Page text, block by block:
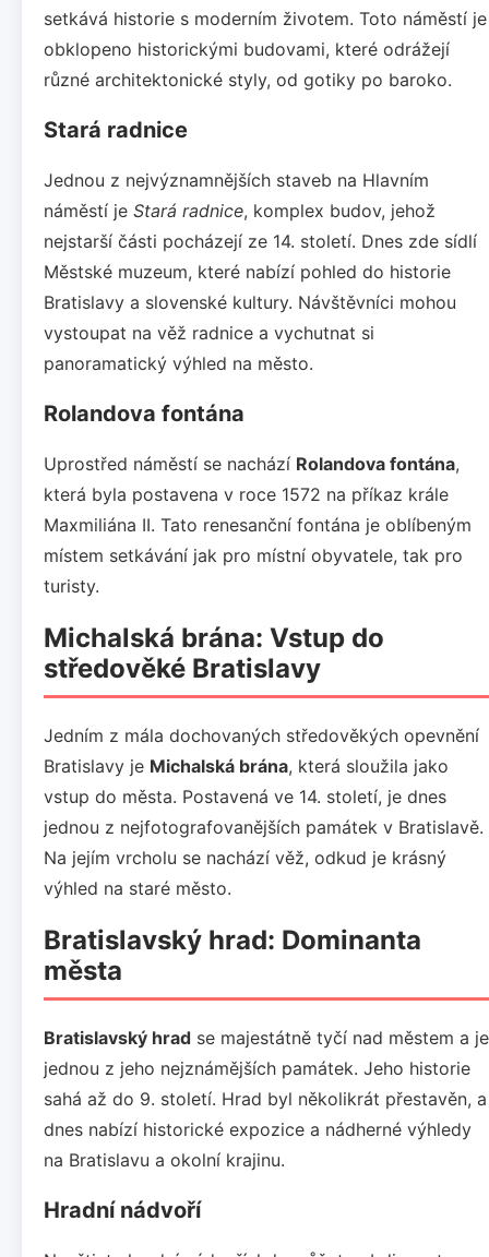
setkává historie s moderním životem. Toto náměstí je
obklopeno historickými budovami, které odrážejí
různé architektonické styly, od gotiky po baroko.
Stará radnice
Jednou z nejvýznamnějších staveb na Hlavním
náměstí je Stará radnice, komplex budov, jehož
nejstarší části pocházejí ze 14. století. Dnes zde sídlí
Městské muzeum, které nabízí pohled do historie
Bratislavy a slovenské kultury. Návštěvníci mohou
vystoupat na věž radnice a vychutnat si
panoramatický výhled na město.
Rolandova fontána
Uprostřed náměstí se nachází Rolandova fontána,
která byla postavena v roce 1572 na příkaz krále
Maxmiliána II. Tato renesanční fontána je oblíbeným
místem setkávání jak pro místní obyvatele, tak pro
turisty.
Michalská brána: Vstup do
středověké Bratislavy
Jedním z mála dochovaných středověkých opevnění
Bratislavy je Michalská brána, která sloužila jako
vstup do města. Postavená ve 14. století, je dnes
jednou z nejfotografovanějších památek v Bratislavě.
Na jejím vrcholu se nachází věž, odkud je krásný
výhled na staré město.
Bratislavský hrad: Dominanta
města
Bratislavský hrad se majestátně tyčí nad městem a je
jednou z jeho nejznámějších památek. Jeho historie
sahá až do 9. století. Hrad byl několikrát přestavěn, a
dnes nabízí historické expozice a nádherné výhledy
na Bratislavu a okolní krajinu.
Hradní nádvoří